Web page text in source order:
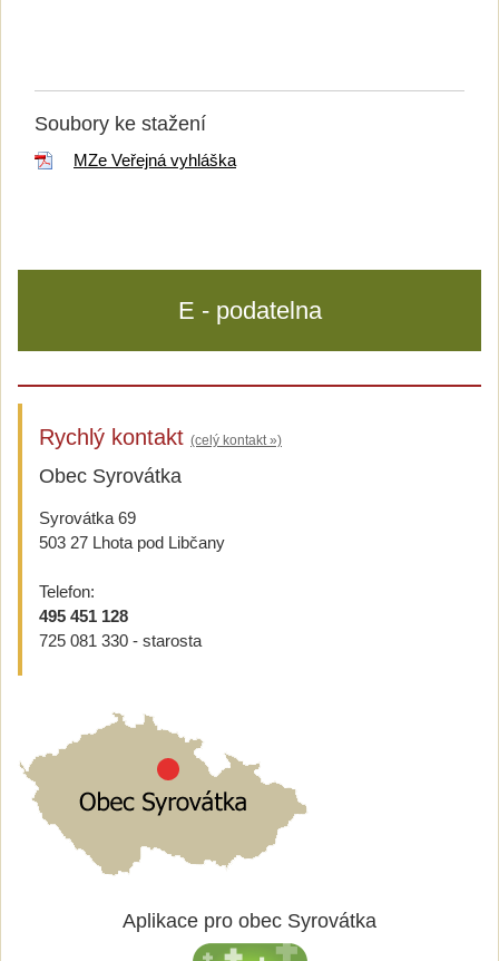
Soubory ke stažení
MZe Veřejná vyhláška
E - podatelna
Rychlý kontakt (celý kontakt »)
Obec Syrovátka
Syrovátka 69
503 27 Lhota pod Libčany
Telefon:
495 451 128
725 081 330 - starosta
Aplikace pro obec Syrovátka